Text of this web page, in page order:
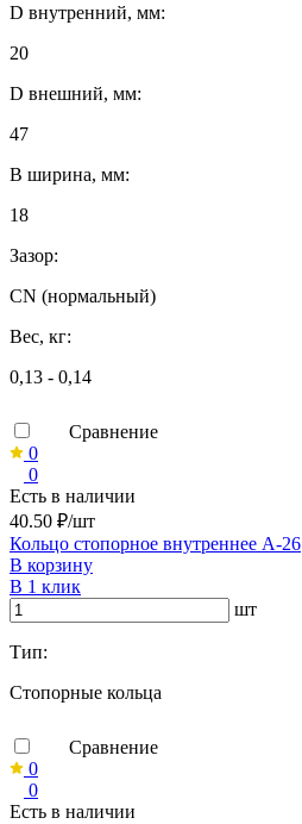
D внутренний, мм:
20
D внешний, мм:
47
B ширина, мм:
18
Зазор:
CN (нормальный)
Вес, кг:
0,13 - 0,14
Сравнение
0
0
Есть в наличии
40.50 ₽/шт
Кольцо стопорное внутреннее А-26
В корзину
В 1 клик
шт
Тип:
Стопорные кольца
Сравнение
0
0
Есть в наличии